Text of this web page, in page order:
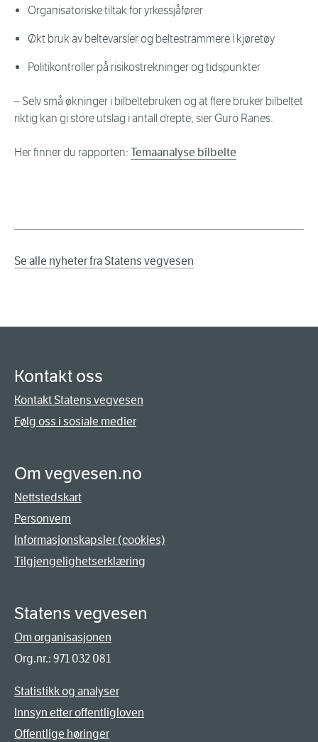
Organisatoriske tiltak for yrkessjåfører
Økt bruk av beltevarsler og beltestrammere i kjøretøy
Politikontroller på risikostrekninger og tidspunkter
– Selv små økninger i bilbeltebruken og at flere bruker bilbeltet
riktig kan gi store utslag i antall drepte, sier Guro Ranes.
Her finner du rapporten: Temaanalyse bilbelte
Se alle nyheter fra Statens vegvesen
Kontakt oss
Kontakt Statens vegvesen
Følg oss i sosiale medier
Om vegvesen.no
Nettstedskart
Personvern
Informasjonskapsler (cookies)
Tilgjengelighetserklæring
Statens vegvesen
Om organisasjonen
Org.nr.: 971 032 081
Statistikk og analyser
Innsyn etter offentligloven
Offentlige høringer